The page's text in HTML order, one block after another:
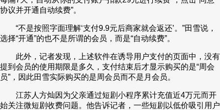
协议并开通自动续费”。
“不是按照字面理解‘支付9.9元后商家就会返还’。”田雪说，
选择“开通”的也不是所谓的会员，而是“自动续费”。
此外，记者发现，上述软件在诱导用户支付的页面中，没有
提到会员的使用期限是多久，支付结束后才显示购买的是“周会
员”，因此田雪实际购买的是周会员而不是月会员。
江苏人方灿因为父亲通过短剧小程序累计充值近4万元而开
始关注微短剧收费问题。他告诉记者，一些短剧以低价吸引用户